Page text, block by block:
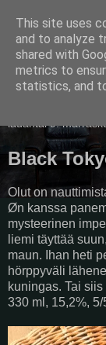
lauantai 9.
Black
Olut on
Øn kanssa
mysteerinen
liemi täyttää
maun. Ihan heti
hörppyväli
kuningas. Tai
330 ml, 15,2%, 5/
This site uses
and to analyze
shared with
metrics to
statistics, and